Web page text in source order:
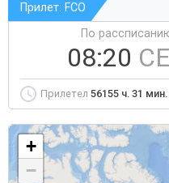
Прилет: FCO
По
08:20
Прилетел 56155 ч. 31 мин.
+
−